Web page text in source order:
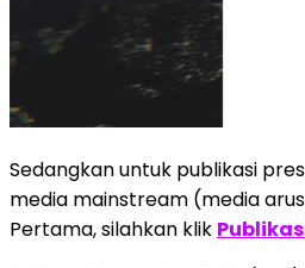
Sedangkan untuk publikasi
media mainstream (media
Pertama, silahkan klik